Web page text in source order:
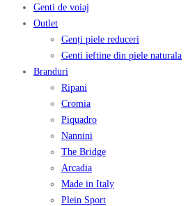
Genti de voiaj
Outlet
Genți piele reduceri
Genti ieftine din piele naturala
Branduri
Ripani
Cromia
Piquadro
Nannini
The Bridge
Arcadia
Made in Italy
Plein Sport